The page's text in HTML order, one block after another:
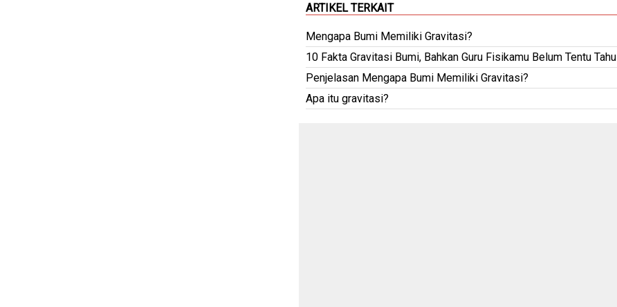
ARTIKEL TERKAIT
Mengapa Bumi Memiliki Gravitasi?
10 Fakta Gravitasi Bumi, Bahkan Guru Fisikamu Belum Tentu Tahu
Penjelasan Mengapa Bumi Memiliki Gravitasi?
Apa itu gravitasi?